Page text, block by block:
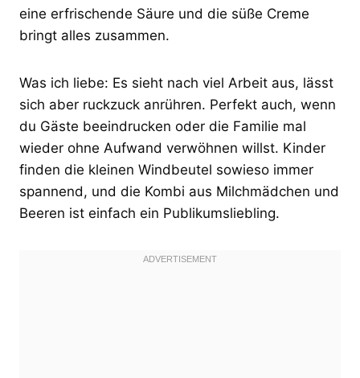
eine erfrischende Säure und die süße Creme
bringt alles zusammen.
Was ich liebe: Es sieht nach viel Arbeit aus, lässt
sich aber ruckzuck anrühren. Perfekt auch, wenn
du Gäste beeindrucken oder die Familie mal
wieder ohne Aufwand verwöhnen willst. Kinder
finden die kleinen Windbeutel sowieso immer
spannend, und die Kombi aus Milchmädchen und
Beeren ist einfach ein Publikumsliebling.